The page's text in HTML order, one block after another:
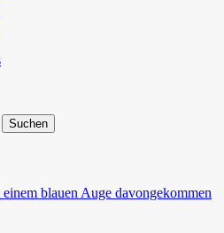
blauen Auge davongekommen